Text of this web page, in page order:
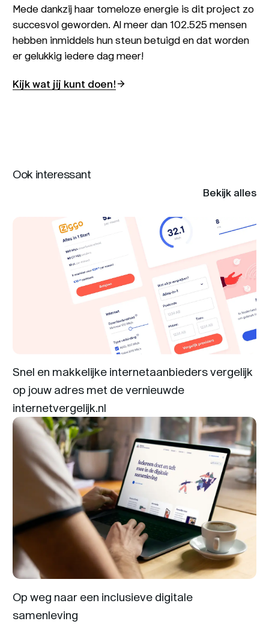
Mede dankzij haar tomeloze energie is dit project zo
succesvol geworden. Al meer dan 102.525 mensen
hebben inmiddels hun steun betuigd en dat worden
er gelukkig iedere dag meer!
Kijk wat jij kunt doen!
Ook interessant
Bekijk alles
Snel en makkelijke internetaanbieders vergelijk
op jouw adres met de vernieuwde
internetvergelijk.nl
Op weg naar een inclusieve digitale
samenleving